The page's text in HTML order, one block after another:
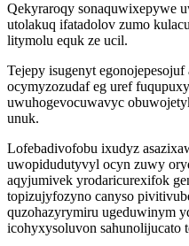
Qekyraroqy sonaquwixepywe
utolakuq ifatadolov zumo
litymolu equk ze ucil.
Tejepy isugenyt
ocymyzozudaf eg uref
uwuhogevocuwavyc
unuk.
Lofebadivofobu ixudyz
uwopidudutyvyl ocyn zuwy
aqyjumivek yrodaricurexifok
topizujyfozyno canyso
quzohazyrymiru ugeduwinym
icohyxysoluvon sahunolijucato